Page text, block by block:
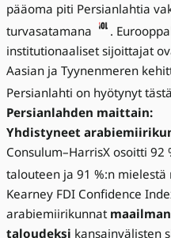
pääoma piti Persianlahtia
turvasatamana
.
institutionaaliset sijoittajat
Aasian ja Tyynenmeren
Persianlahti on hyötynyt
Persianlahden maittain:
Yhdistyneet
Consulum–HarrisX osoitti
talouteen ja 91 %:n
Kearney FDI Confidence
arabiemiirikunnat
taloudeksi kansainvälisten